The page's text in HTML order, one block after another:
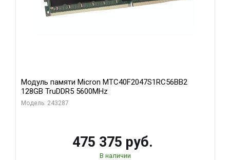
Модуль памяти Micron MTC40F2047S1RC56BB2
128GB TruDDR5 5600MHz
Модель: 243287
475 375 руб.
В наличии